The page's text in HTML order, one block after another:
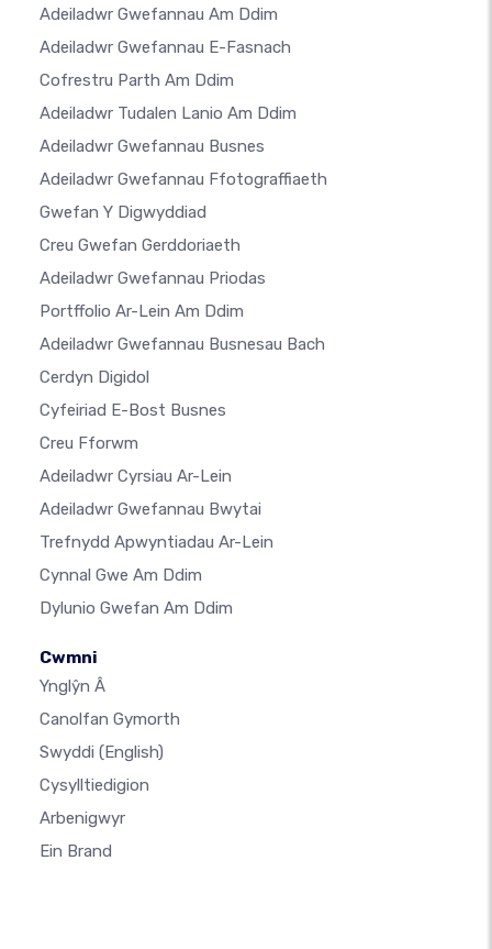
Adeiladwr Gwefannau Am Ddim
Adeiladwr Gwefannau E-Fasnach
Cofrestru Parth Am Ddim
Adeiladwr Tudalen Lanio Am Ddim
Adeiladwr Gwefannau Busnes
Adeiladwr Gwefannau Ffotograffiaeth
Gwefan Y Digwyddiad
Creu Gwefan Gerddoriaeth
Adeiladwr Gwefannau Priodas
Portffolio Ar-Lein Am Ddim
Adeiladwr Gwefannau Busnesau Bach
Cerdyn Digidol
Cyfeiriad E-Bost Busnes
Creu Fforwm
Adeiladwr Cyrsiau Ar-Lein
Adeiladwr Gwefannau Bwytai
Trefnydd Apwyntiadau Ar-Lein
Cynnal Gwe Am Ddim
Dylunio Gwefan Am Ddim
Cwmni
Ynglŷn Â
Canolfan Gymorth
Swyddi (English)
Cysylltiedigion
Arbenigwyr
Ein Brand